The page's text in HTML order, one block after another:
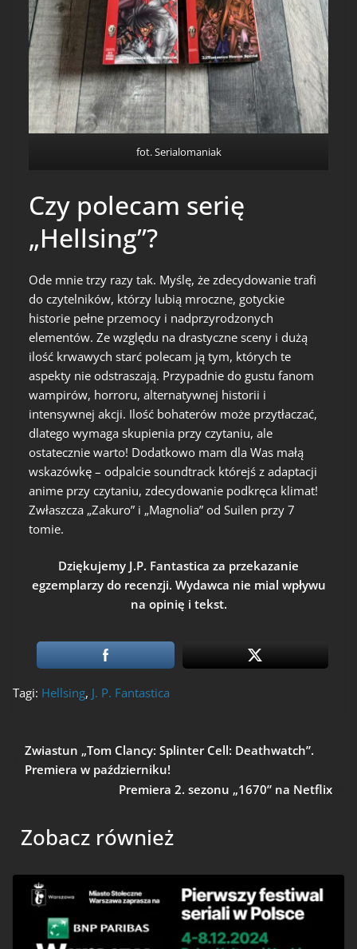
fot. Serialomaniak
Czy polecam serię
„Hellsing”?
Ode mnie trzy razy tak. Myślę, że zdecydowanie trafi
do czytelników, którzy lubią mroczne, gotyckie
historie pełne przemocy i nadprzyrodzonych
elementów. Ze względu na drastyczne sceny i dużą
ilość krwawych starć polecam ją tym, których te
aspekty nie odstraszają. Przypadnie do gustu fanom
wampirów, horroru, alternatywnej historii i
intensywnej akcji. Ilość bohaterów może przytłaczać,
dlatego wymaga skupienia przy czytaniu, ale
ostatecznie warto! Dodatkowo mam dla Was małą
wskazówkę – odpalcie soundtrack którejś z adaptacji
anime przy czytaniu, zdecydowanie podkręca klimat!
Zwłaszcza „Zakuro” i „Magnolia” od Suilen przy 7
tomie.
Dziękujemy J.P. Fantastica za przekazanie
egzemplarzy do recenzji. Wydawca nie mial wpływu
na opinię i tekst.
Tagi: Hellsing, J. P. Fantastica
Zwiastun „Tom Clancy: Splinter Cell: Deathwatch”.
Premiera w październiku!
Premiera 2. sezonu „1670” na Netflix
Zobacz również